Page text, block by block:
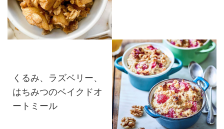
くるみ、ラズベリー、
はちみつのベイクドオ
ートミール